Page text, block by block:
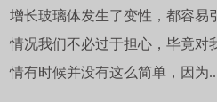
增长玻璃体发生了变性，都容易
情况我们不必过于担心，毕竟对
情有时候并没有这么简单，因为